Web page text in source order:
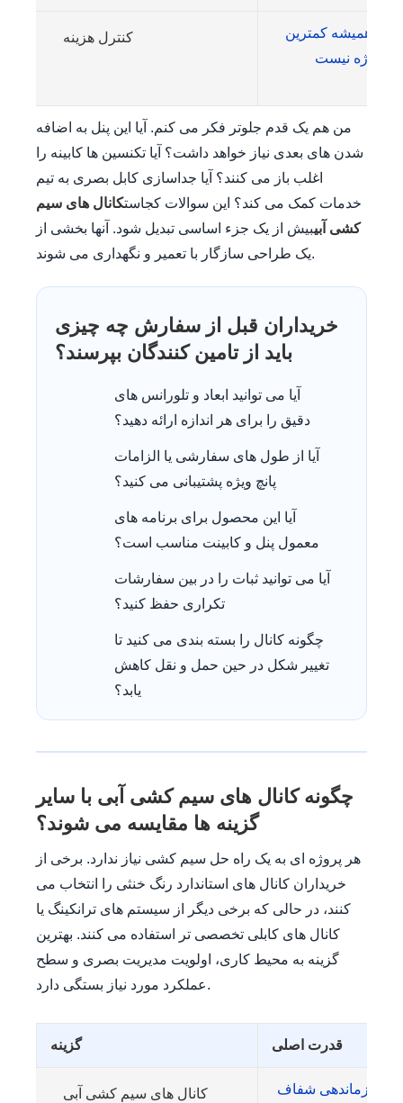
کنترل هزینه همیشه کمترین
من هم یک قدم جلوتر فکر می کنم. آیا این پنل به اضافه
شدن های بعدی نیاز خواهد داشت؟ آیا تکنسین ها کابینه را
اغلب باز می کنند؟ آیا جداسازی کابل بصری به تیم
خدمات کمک می کند؟ این سوالات کجاستکانال های سیم
کشی آبیبیش از یک جزء اساسی تبدیل شود. آنها بخشی از
یک طراحی سازگار با تعمیر و نگهداری می شوند.
خریداران قبل از سفارش چه چیزی
باید از تامین کنندگان بپرسند؟
آیا می توانید ابعاد و تلورانس های
دقیق را برای هر اندازه ارائه دهید؟
آیا از طول های سفارشی یا الزامات
پانچ ویژه پشتیبانی می کنید؟
آیا این محصول برای برنامه های
معمول پنل و کابینت مناسب است؟
آیا می توانید ثبات را در بین سفارشات
تکراری حفظ کنید؟
چگونه کانال را بسته بندی می کنید تا
تغییر شکل در حین حمل و نقل کاهش
یابد؟
چگونه کانال های سیم کشی آبی با سایر
گزینه ها مقایسه می شوند؟
هر پروژه ای به یک راه حل سیم کشی نیاز ندارد. برخی از
خریداران کانال های استاندارد رنگ خنثی را انتخاب می
کنند، در حالی که برخی دیگر از سیستم های ترانکینگ یا
کانال های کابلی تخصصی تر استفاده می کنند. بهترین
گزینه به محیط کاری، اولویت مدیریت بصری و سطح
عملکرد مورد نیاز بستگی دارد.
گزینه قدرت اصلی
کانال های سیم کشی آبی
سازماندهی شفاف